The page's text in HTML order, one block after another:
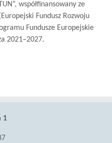
współfinansowany ze
Fundusz Rozwoju
Fundusze Europejskie
2021–2027.
1